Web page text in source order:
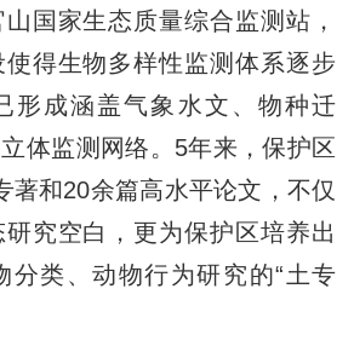
国家生态质量综合监测站，
得生物多样性监测体系逐步
形成涵盖气象水文、物种迁
体监测网络。5年来，保护区
著和20余篇高水平论文，不仅
究空白，更为保护区培养出
分类、动物行为研究的“土专